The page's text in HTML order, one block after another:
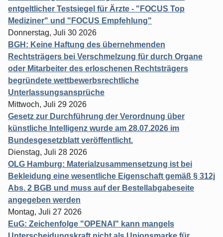
entgeltlicher Testsiegel für Ärzte - "FOCUS Top
Mediziner" und "FOCUS Empfehlung"
Donnerstag, Juli 30 2026
BGH: Keine Haftung des übernehmenden
Rechtsträgers bei Verschmelzung für durch Organe
oder Mitarbeiter des erloschenen Rechtsträgers
begründete wettbewerbsrechtliche
Unterlassungsansprüche
Mittwoch, Juli 29 2026
Gesetz zur Durchführung der Verordnung über
künstliche Intelligenz wurde am 28.07.2026 im
Bundesgesetzblatt veröffentlicht.
Dienstag, Juli 28 2026
OLG Hamburg: Materialzusammensetzung ist bei
Bekleidung eine wesentliche Eigenschaft gemäß § 312j
Abs. 2 BGB und muss auf der Bestellabgabeseite
angegeben werden
Montag, Juli 27 2026
EuG: Zeichenfolge "OPENAI" kann mangels